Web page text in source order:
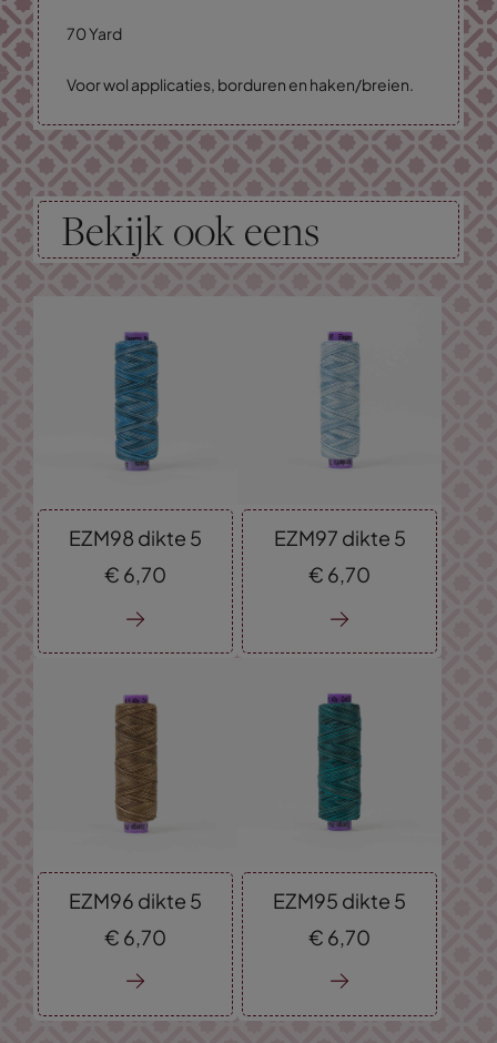
70 Yard
Voor wol applicaties, borduren en haken/breien.
Bekijk ook eens
EZM98 dikte 5
€ 6,70
EZM97 dikte 5
€ 6,70
EZM96 dikte 5
€ 6, 70
EZM95 dikte 5
€ 6, 70